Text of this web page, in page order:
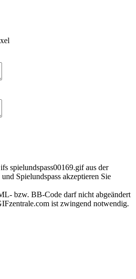
spielundspass00169.gif aus der
Spielundspass akzeptieren Sie
bzw. BB-Code darf nicht abgeändert
ist zwingend notwendig.